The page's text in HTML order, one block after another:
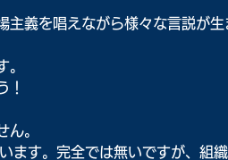
主義を唱えながら様々な言説が生
。
！
ん。
ます。完全では無いですが、組